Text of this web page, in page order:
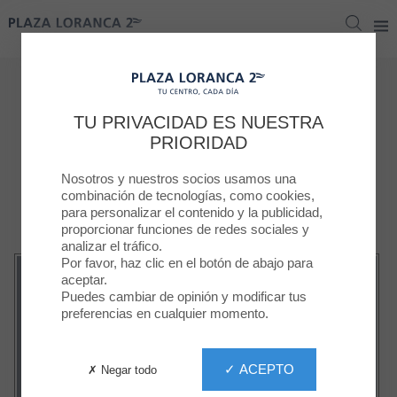
Plaza Loranca 2
Servicios
Servicios
Cargadores smartphone Desfibrilador
Plaza Loranca 2
TU PRIVACIDAD ES NUESTRA
PRIORIDAD
Nosotros y nuestros socios usamos una
combinación de tecnologías, como cookies,
para personalizar el contenido y la publicidad,
proporcionar funciones de redes sociales y
analizar el tráfico.
Por favor, haz clic en el botón de abajo para
aceptar.
Puedes cambiar de opinión y modificar tus
preferencias en cualquier momento.
✓ ACEPTO
✗ Negar todo